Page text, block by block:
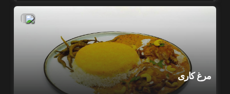
|
مرغ کاری